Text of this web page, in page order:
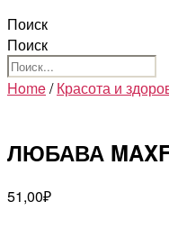
Поиск
Поиск
Home/Красота и
ЛЮБАВА
51,00₽